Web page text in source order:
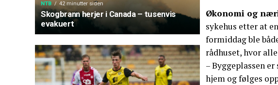
NTB 42 minutter siden
Skogbrann herjer i Canada – tusenvis
evakuert
Økonomi og
sykehus etter at
formiddag ble
rådhuset, hvor
– Byggeplassen
hjem og følges